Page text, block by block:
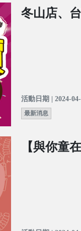
冬山店、
活動日期 | 2024-
最新消息
【與你童